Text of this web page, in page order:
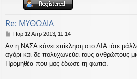
Re: ΜΥΘΩΔΙΑ
Δ
μ
ο
σ
Παρ 12 Απρ 2013, 11:14
Αν η ΝΑΣΑ κάνει επίκληση στο ΔΙΑ τότε
αγόρι και δε πολυχωνεύει τους ανθρώπους
Προμηθέα που μας έδωσε τη φωτιά.